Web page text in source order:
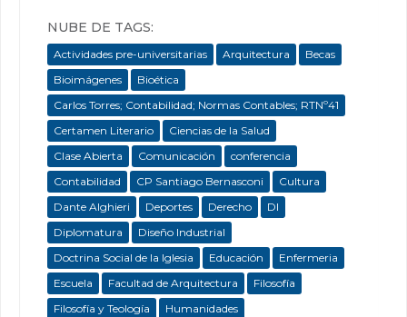
NUBE DE TAGS:
Actividades pre-universitarias Arquitectura
Becas
Bioimágenes
Bioética
Carlos Torres; Contabilidad; Normas Contables; RTNº41
Certamen Literario
Ciencias de la Salud
Clase Abierta
Comunicación
conferencia
Contabilidad
CP Santiago Bernasconi
Cultura
Dante Alghieri
Deportes Derecho
DI
Diplomatura
Diseño Industrial
Doctrina Social de la Iglesia
Educación
Enfermeria
Escuela
Facultad de Arquitectura
Filosofía
Filosofía y Teología
Humanidades